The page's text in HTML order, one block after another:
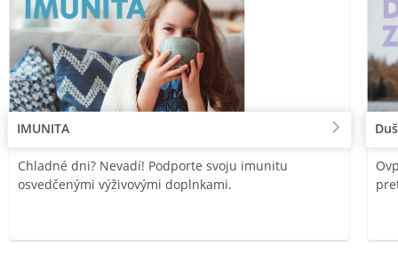
IMUNITA
Chladné dni? Nevadí! Podporte svoju imunitu
osvedčenými výživovými doplnkami.